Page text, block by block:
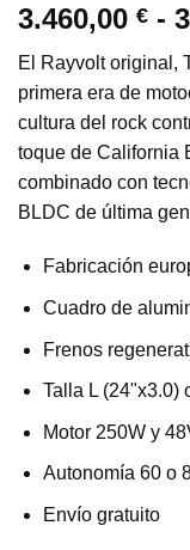
3.460,00 € -
El Rayvolt original,
primera era de
cultura del rock
toque de California
combinado con
BLDC de última
Fabricación
Cuadro de
Frenos
Talla L (24"x3.0)
Motor 250W y
Autonomía 60 o
Envío gratuito